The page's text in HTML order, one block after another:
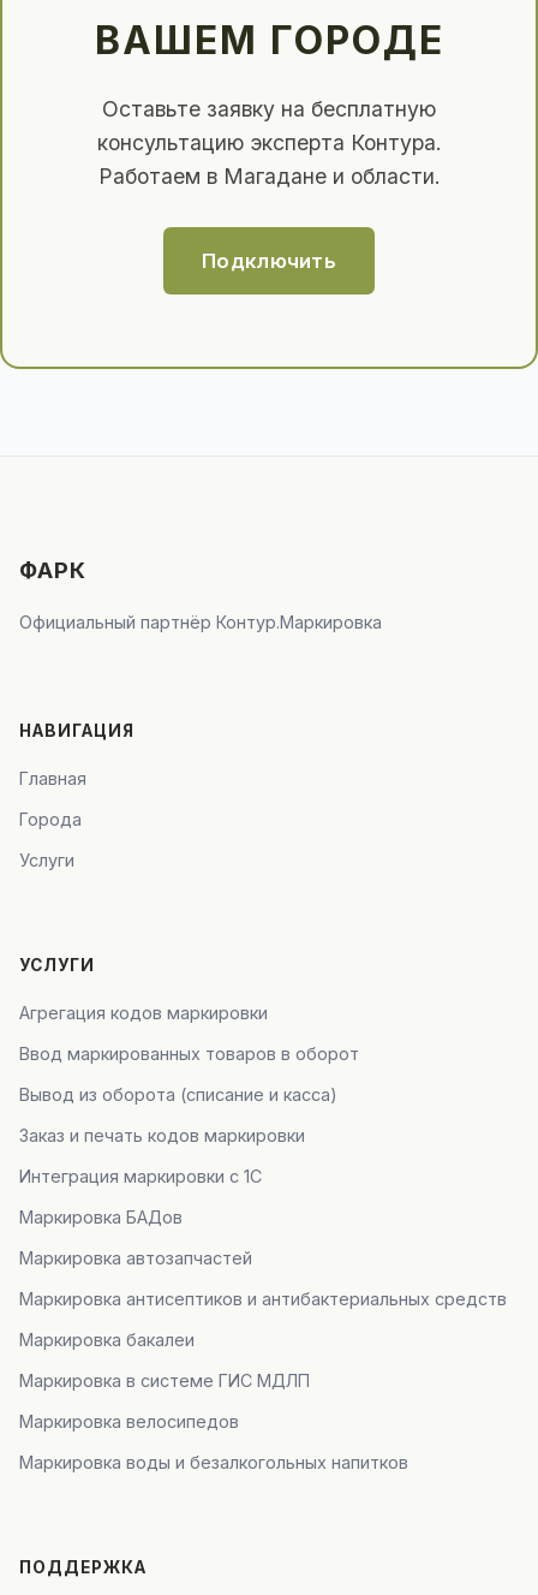
ВАШЕМ ГОРОДЕ
Оставьте заявку на бесплатную
консультацию эксперта Контура.
Работаем в Магадане и области.
Подключить
ФАРК
Официальный партнёр Контур.Маркировка
НАВИГАЦИЯ
Главная
Города
Услуги
УСЛУГИ
Агрегация кодов маркировки
Ввод маркированных товаров в оборот
Вывод из оборота (списание и касса)
Заказ и печать кодов маркировки
Интеграция маркировки с 1С
Маркировка БАДов
Маркировка автозапчастей
Маркировка антисептиков и антибактериальных средств
Маркировка бакалеи
Маркировка в системе ГИС МДЛП
Маркировка велосипедов
Маркировка воды и безалкогольных напитков
ПОДДЕРЖКА